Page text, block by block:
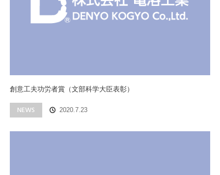
創意工夫功労者賞（文部科学大臣表彰）
NEWS 2020.7.23